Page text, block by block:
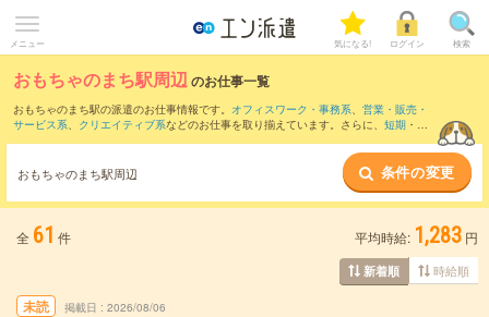
メニュー 気になる! ログイン 検索
おもちゃのまち駅周辺のお仕事一覧
おもちゃのまち駅の派遣のお仕事情報です。 オフィスワーク・事務系、 営業・販売・
サービス系、 クリエイティブ系などのお仕事を取り揃えています。さらに、 短期 ・ 単
また、宇都宮駅 ・ 雀宮駅・
など近隣駅のお仕事もご確
認いただけます。
おもちゃのまち駅周辺 条件の変更
全 61 件 平均時給: 1,283 円
新着順 時給順
未読 掲載日 2026/08/06